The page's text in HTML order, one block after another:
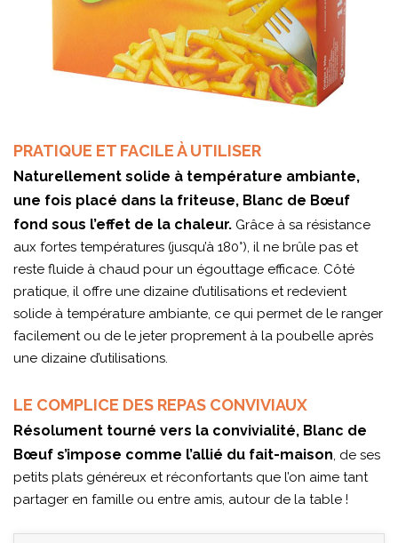
PRATIQUE ET FACILE À UTILISER
Naturellement solide à température ambiante,
une fois placé dans la friteuse, Blanc de Bœuf
fond sous l’effet de la chaleur. Grâce à sa résistance
aux fortes températures (jusqu’à 180°), il ne brûle pas et
reste fluide à chaud pour un égouttage efficace. Côté
pratique, il offre une dizaine d’utilisations et redevient
solide à température ambiante, ce qui permet de le ranger
facilement ou de le jeter proprement à la poubelle après
une dizaine d’utilisations.
LE COMPLICE DES REPAS CONVIVIAUX
Résolument tourné vers la convivialité, Blanc de
Bœuf s’impose comme l’allié du fait-maison, de ses
petits plats généreux et réconfortants que l’on aime tant
partager en famille ou entre amis, autour de la table !